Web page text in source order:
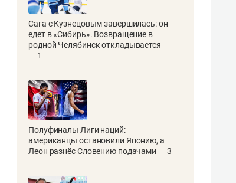
Сага с Кузнецовым завершилась: он
едет в «Сибирь». Возвращение в
родной Челябинск откладывается
1
Полуфиналы Лиги наций:
американцы остановили Японию, а
Леон разнёс Словению подачами
3